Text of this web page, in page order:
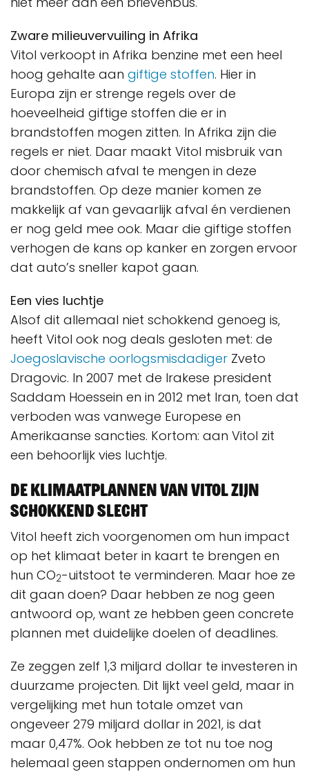
Zware milieuvervuiling in Afrika
Vitol verkoopt in Afrika benzine met een heel
hoog gehalte aan giftige stoffen. Hier in
Europa zijn er strenge regels over de
hoeveelheid giftige stoffen die er in
brandstoffen mogen zitten. In Afrika zijn die
regels er niet. Daar maakt Vitol misbruik van
door chemisch afval te mengen in deze
brandstoffen. Op deze manier komen ze
makkelijk af van gevaarlijk afval én verdienen
er nog geld mee ook. Maar die giftige stoffen
verhogen de kans op kanker en zorgen ervoor
dat auto’s sneller kapot gaan.
Een vies luchtje
Alsof dit allemaal niet schokkend genoeg is,
heeft Vitol ook nog deals gesloten met: de
Joegoslavische oorlogsmisdadiger Zveto
Dragovic. In 2007 met de Irakese president
Saddam Hoessein en in 2012 met Iran, toen dat
verboden was vanwege Europese en
Amerikaanse sancties. Kortom: aan Vitol zit
een behoorlijk vies luchtje.
De klimaatplannen van Vitol zijn
schokkend slecht
Vitol heeft zich voorgenomen om hun impact
op het klimaat beter in kaart te brengen en
hun CO2-uitstoot te verminderen. Maar hoe ze
dit gaan doen? Daar hebben ze nog geen
antwoord op, want ze hebben geen concrete
plannen met duidelijke doelen of deadlines.
Ze zeggen zelf 1,3 miljard dollar te investeren in
duurzame projecten. Dit lijkt veel geld, maar in
vergelijking met hun totale omzet van
ongeveer 279 miljard dollar in 2021, is dat
maar 0,47%. Ook hebben ze tot nu toe nog
helemaal geen stappen ondernomen om hun